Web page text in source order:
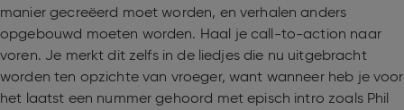
manier gecreëerd moet worden, en verhalen anders
opgebouwd moeten worden. Haal je call-to-action naar
voren. Je merkt dit zelfs in de liedjes die nu uitgebracht
worden ten opzichte van vroeger, want wanneer heb je voor
het laatst een nummer gehoord met episch intro zoals Phil